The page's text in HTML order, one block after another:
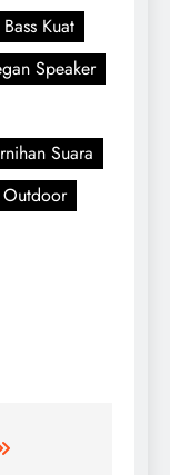
Bass Kuat
Speaker
Suara